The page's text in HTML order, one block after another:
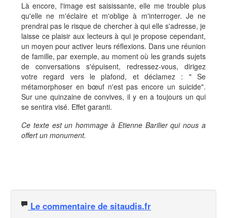
Là encore, l'image est saisissante, elle me trouble plus
qu'elle ne m'éclaire et m'oblige à m'interroger. Je ne
prendrai pas le risque de chercher à qui elle s'adresse, je
laisse ce plaisir aux lecteurs à qui je propose cependant,
un moyen pour activer leurs réflexions. Dans une réunion
de famille, par exemple, au moment où les grands sujets
de conversations s'épuisent, redressez-vous, dirigez
votre regard vers le plafond, et déclamez : " Se
métamorphoser en bœuf n'est pas encore un suicide".
Sur une quinzaine de convives, il y en a toujours un qui
se sentira visé. Effet garanti.
Ce texte est un hommage à Etienne Barilier qui nous a
offert un monument.
Le commentaire de sitaudis.fr